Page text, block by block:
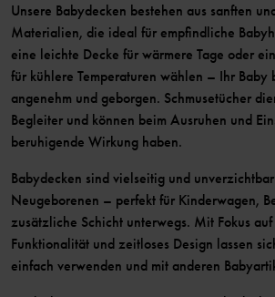
Unsere Babydecken bestehen aus sanften
Materialien, die ideal für empfindliche
eine leichte Decke für wärmere Tage oder
für kühlere Temperaturen wählen – Ihr Baby
angenehm und geborgen. Schmusetücher
Begleiter und können beim Ausruhen und
beruhigende Wirkung haben.
Babydecken sind vielseitig und
Neugeborenen – perfekt für Kinderwagen,
zusätzliche Schicht unterwegs. Mit Fokus
Funktionalität und zeitloses Design lassen
einfach verwenden und mit anderen